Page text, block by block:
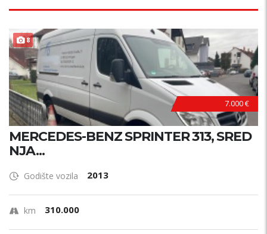
8
7.000 €
MERCEDES-BENZ SPRINTER 313, SRED
NJA...
Godište vozila 2013
km 310.000